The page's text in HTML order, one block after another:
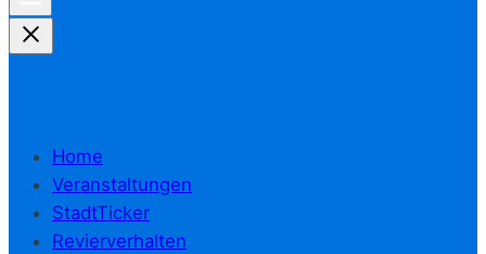
Home
Veranstaltungen
StadtTicker
Revierverhalten